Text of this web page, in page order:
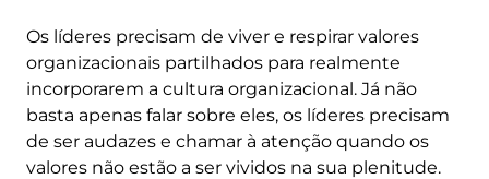
Os líderes precisam de viver e respirar valores
organizacionais partilhados para realmente
incorporarem a cultura organizacional. Já não
basta apenas falar sobre eles, os líderes precisam
de ser audazes e chamar à atenção quando os
valores não estão a ser vividos na sua plenitude.